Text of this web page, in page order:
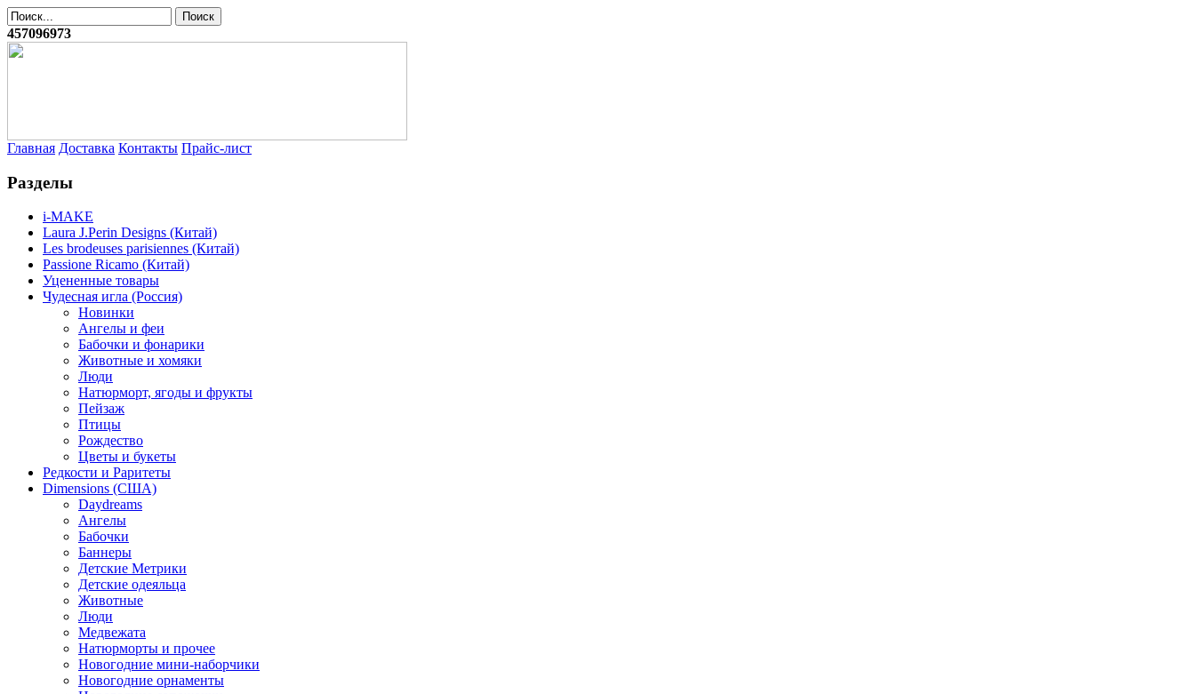
457096973
Главная Доставка Контакты Прайс-лист
Разделы
i-MAKE
Laura J.Perin Designs (Китай)
Les brodeuses parisiennes (Китай)
Passione Ricamo (Китай)
Уцененные товары
Чудесная игла (Россия)
Новинки
Ангелы и феи
Бабочки и фонарики
Животные и хомяки
Люди
Натюрморт, ягоды и фрукты
Пейзаж
Птицы
Рождество
Цветы и букеты
Редкости и Раритеты
Dimensions (США)
Daydreams
Ангелы
Бабочки
Баннеры
Детские Метрики
Детские одеяльца
Животные
Люди
Медвежата
Натюрморты и прочее
Новогодние мини-наборчики
Новогодние орнаменты